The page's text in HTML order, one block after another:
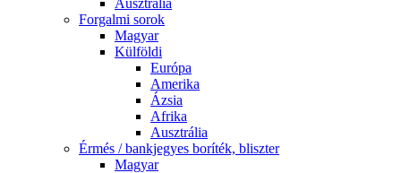
Ausztrália
Forgalmi sorok
Magyar
Külföldi
Európa
Amerika
Ázsia
Afrika
Ausztrália
Érmés / bankjegyes boríték, bliszter
Magyar